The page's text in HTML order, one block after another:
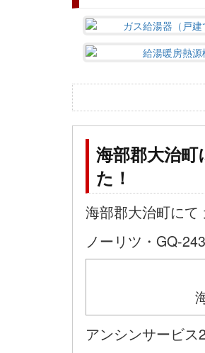
海部郡大治
た！
海部郡大治町にて
ノーリツ・GQ-
アンシンサービス